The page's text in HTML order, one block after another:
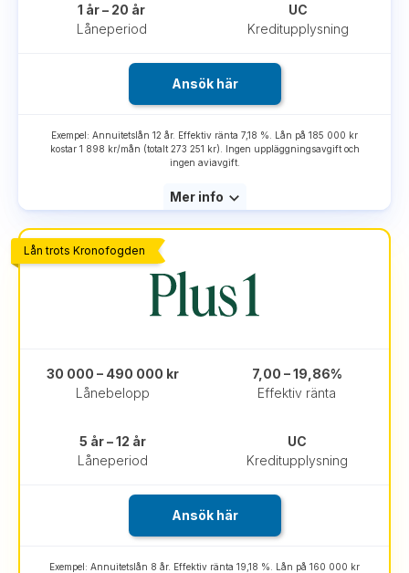
Låneperiod
1 år – 20 år
Kreditupplysning
UC
Ansök här
Exempel: Annuitetslån 12 år. Effektiv ränta 7,18 %. Lån på 185 000 kr
kostar 1 898 kr/mån (totalt 273 251 kr). Ingen uppläggningsavgift och
ingen aviavgift.
Mer info
Lån trots Kronofogden
Lånebelopp
30 000 – 490 000 kr
Effektiv ränta
7,00 – 19,86%
Låneperiod
5 år – 12 år
Kreditupplysning
UC
Ansök här
Exempel: Annuitetslån 8 år. Effektiv ränta 19,18 %. Lån på 160 000 kr